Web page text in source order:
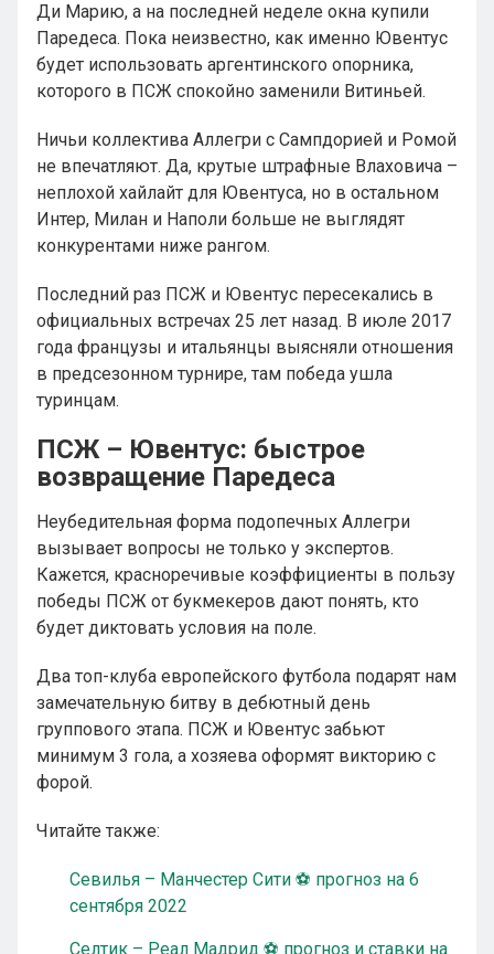
Ди Марию, а на последней неделе окна купили
Паредеса. Пока неизвестно, как именно Ювентус
будет использовать аргентинского опорника,
которого в ПСЖ спокойно заменили Витиньей.
Ничьи коллектива Аллегри с Сампдорией и Ромой
не впечатляют. Да, крутые штрафные Влаховича –
неплохой хайлайт для Ювентуса, но в остальном
Интер, Милан и Наполи больше не выглядят
конкурентами ниже рангом.
Последний раз ПСЖ и Ювентус пересекались в
официальных встречах 25 лет назад. В июле 2017
года французы и итальянцы выясняли отношения
в предсезонном турнире, там победа ушла
туринцам.
ПСЖ – Ювентус: быстрое
возвращение Паредеса
Неубедительная форма подопечных Аллегри
вызывает вопросы не только у экспертов.
Кажется, красноречивые коэффициенты в пользу
победы ПСЖ от букмекеров дают понять, кто
будет диктовать условия на поле.
Два топ-клуба европейского футбола подарят нам
замечательную битву в дебютный день
группового этапа. ПСЖ и Ювентус забьют
минимум 3 гола, а хозяева оформят викторию с
форой.
Читайте также:
Севилья – Манчестер Сити ⚽ прогноз на 6
сентября 2022
Селтик – Реал Мадрид ⚽ прогноз и ставки на